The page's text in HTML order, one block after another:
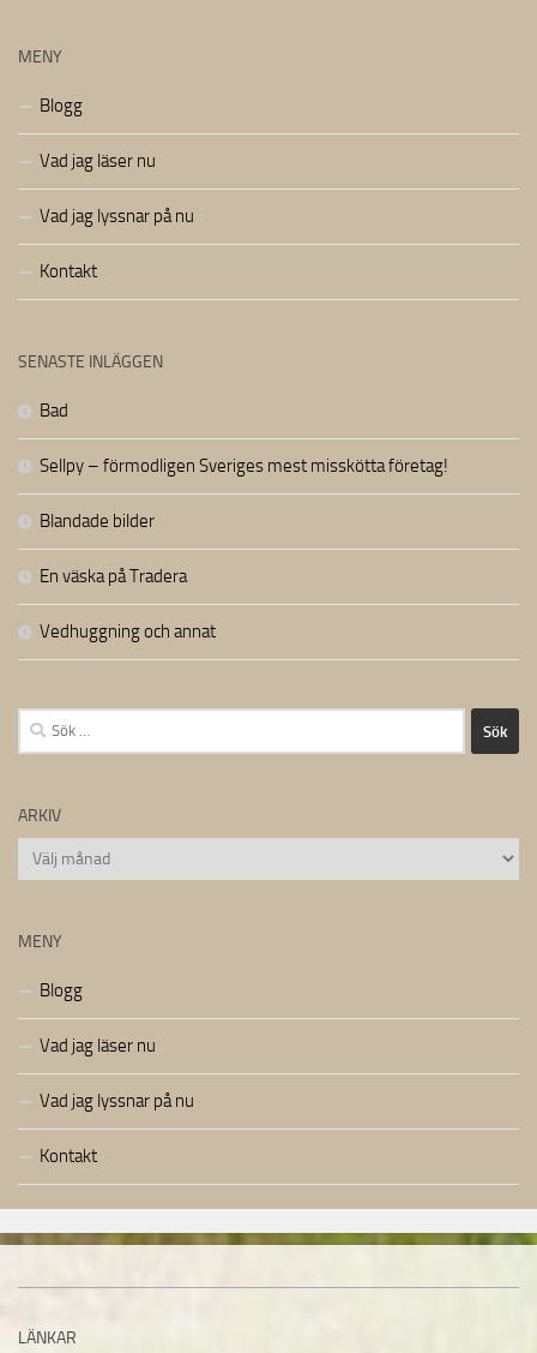
MENY
Blogg
Vad jag läser nu
Vad jag lyssnar på nu
Kontakt
SENASTE INLÄGGEN
Bad
Sellpy – förmodligen Sveriges mest misskötta företag!
Blandade bilder
En väska på Tradera
Vedhuggning och annat
Sök
efter:
ARKIV
Arkiv
MENY
Blogg
Vad jag läser nu
Vad jag lyssnar på nu
Kontakt
LÄNKAR